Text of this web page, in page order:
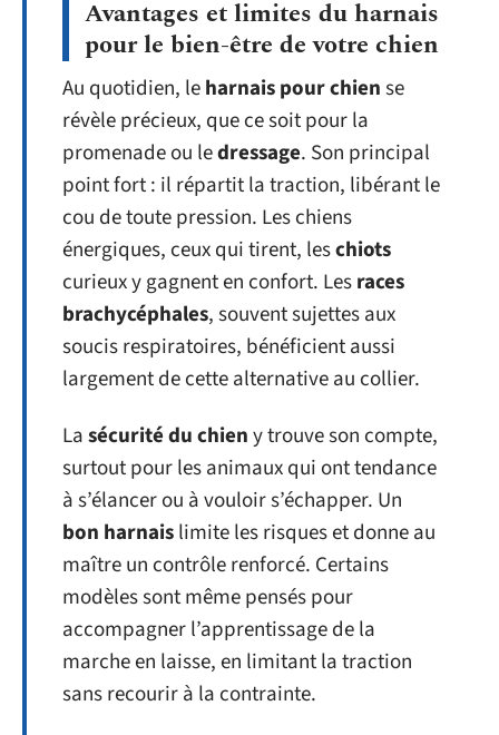
Avantages et limites du harnais
pour le bien-être de votre chien
Au quotidien, leharnais pour chiense
révèle précieux, que ce soit pour la
promenade ou ledressage. Son principal
point fort : il répartit la traction, libérant le
cou de toute pression. Les chiens
énergiques, ceux qui tirent, leschiots
curieux y gagnent en confort. Lesraces
brachycéphales, souvent sujettes aux
soucis respiratoires, bénéficient aussi
largement de cette alternative au collier.
Lasécurité du chieny trouve son compte,
surtout pour les animaux qui ont tendance
à s’élancer ou à vouloir s’échapper. Un
bon harnaislimite les risques et donne au
maître un contrôle renforcé. Certains
modèles sont même pensés pour
accompagner l’apprentissage de la
marche en laisse, en limitant la traction
sans recourir à la contrainte.